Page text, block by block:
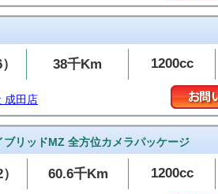
38千Km 1200cc
成田店
ブリッドMZ 全方位カメラパッケージ
60.6千Km 1200cc